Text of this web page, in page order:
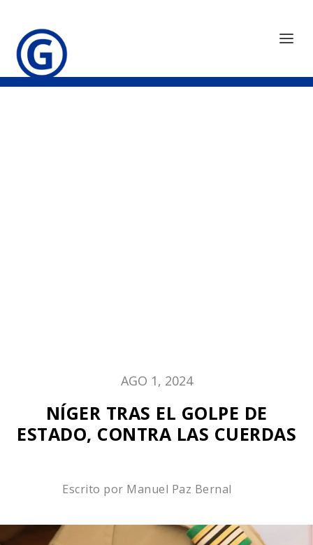
AGO 1, 2024
NÍGER TRAS EL GOLPE DE
ESTADO, CONTRA LAS CUERDAS
Escrito por Manuel Paz Bernal